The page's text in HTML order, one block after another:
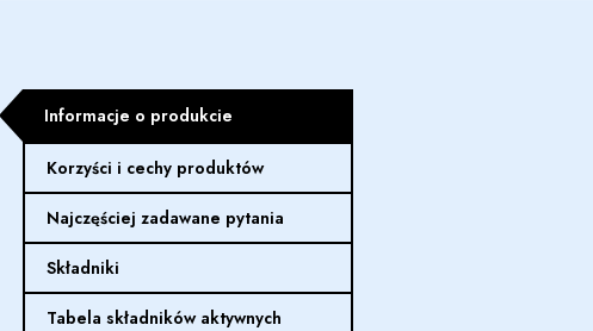
Informacje o produkcie
Korzyści i cechy produktów
Najczęściej zadawane pytania
Składniki
Tabela składników aktywnych